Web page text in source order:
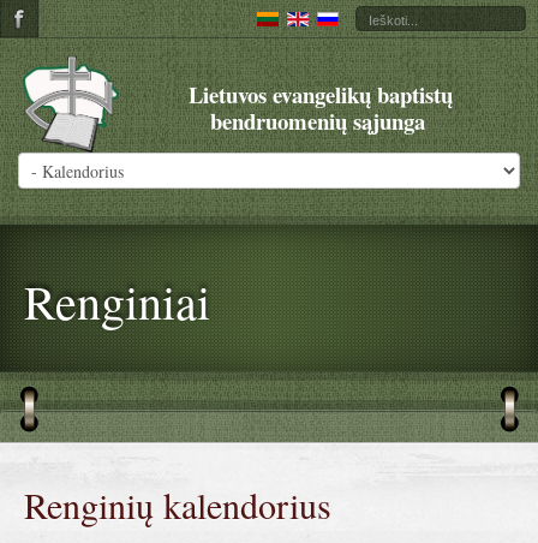
Lietuvos evangelikų baptistų
bendruomenių sąjunga
Renginiai
Renginių kalendorius